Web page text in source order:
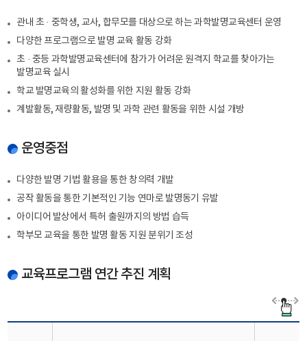
관내 초 · 중학생, 교사, 합무모를 대상으로 하는 과학발명교육센터 운영
다양한 프로그램으로 발명 교육 활동 강화
초 · 중등 과학발명교육센터에 참가가 어려운 원격지 학교를 찾아가는
발명교육 실시
학교 발명교육의 활성화를 위한 지원 활동 강화
계발활동, 재량활동, 발명 및 과학 관련 활동을 위한 시설 개방
운영중점
다양한 발명 기법 활용을 통한 창의력 개발
공작 활동을 통한 기본적인 기능 연마로 발명동기 유발
아이디어 발상에서 특허 출원까지의 방법 습득
학부모 교육을 통한 발명 활동 지원 분위기 조성
교육프로그램 연간 추진 계획